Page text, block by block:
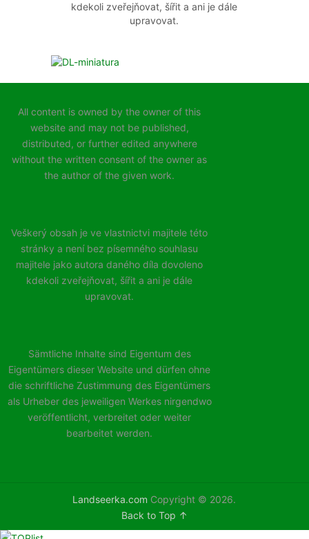
kdekoli zveřejňovat, šířit a ani je dále
upravovat.
All content is owned by the owner of this
website and may not be published,
distributed, or further edited anywhere
without the written consent of the owner as
the author of the given work.
Veškerý obsah je ve vlastnictvi majitele této
stránky a není bez písemného souhlasu
majitele jako autora daného díla dovoleno
kdekoli zveřejňovat, šířit a ani je dále
upravovat.
Sämtliche Inhalte sind Eigentum des
Eigentümers dieser Website und dürfen ohne
die schriftliche Zustimmung des Eigentümers
als Urheber des jeweiligen Werkes nirgendwo
veröffentlicht, verbreitet oder weiter
bearbeitet werden.
Landseerka.com Copyright © 2026.
Back to Top ↑